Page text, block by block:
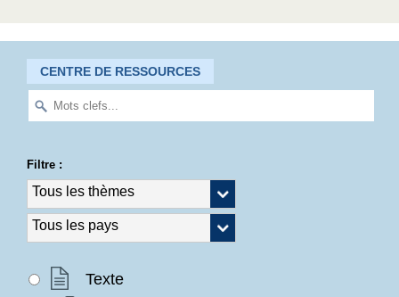
CENTRE DE RESSOURCES
Filtre :
Texte